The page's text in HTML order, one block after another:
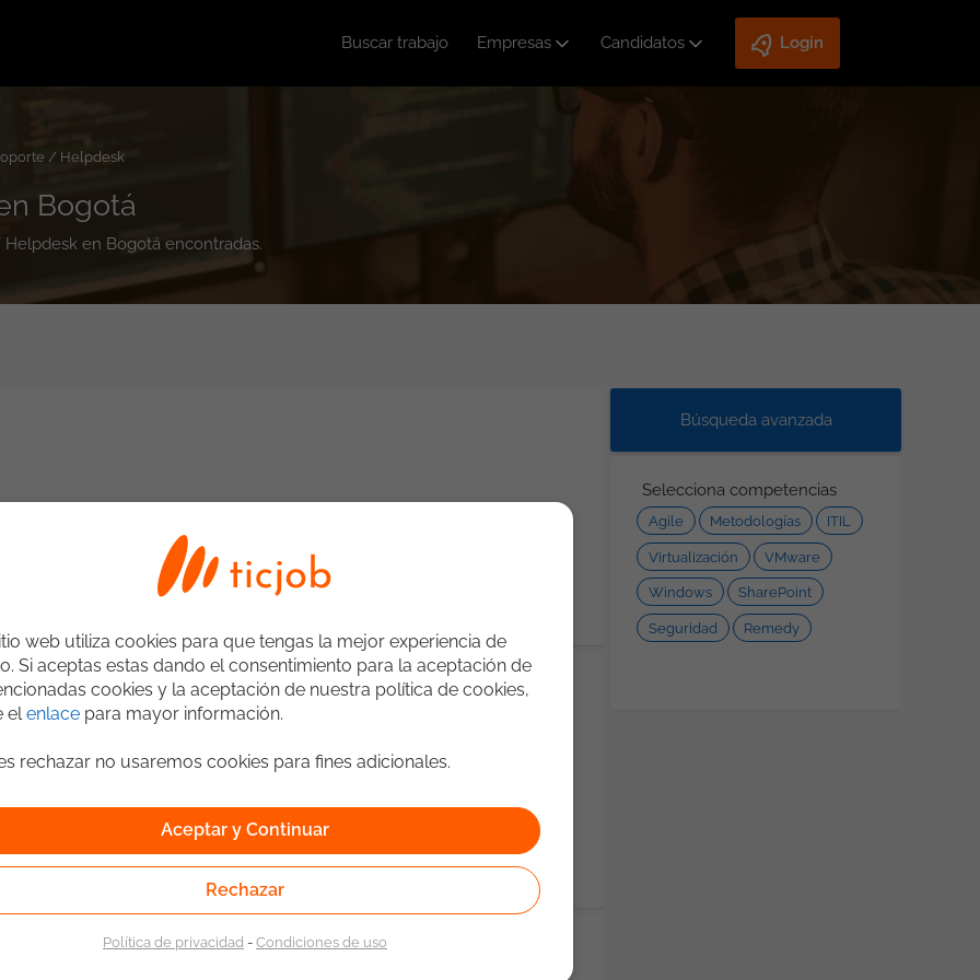
Buscar trabajo Empresas Candidatos Login
/ Helpdesk
Bogotá
en Bogotá encontradas.
Conocimientos de Sistemas Operativos y Manejo
Ofimáticas. Deseable
crecimiento, transformación e impacto positivo y sostenible. Buscamos:
en nuestros equipos multidisciplinares. ¿Cuál es el reto que te
tienen una alta visibilidad y que marcan la diferencia con soluciones disruptivas
Electrónica
de Ingeniería de Sistemas o Electrónica. Mínimo un (1) año de
en operaciones similares. Conocimiento en Atención,
Búsqueda avanzada
Selecciona competencias
Agile Metodologías ITIL
Virtualización VMware
Windows SharePoint
Seguridad Remedy
web utiliza cookies para que tengas la mejor experiencia de
Si aceptas estas dando el consentimiento para la aceptación de
cookies y la aceptación de nuestra política de cookies,
el enlace para mayor información.
rechazar no usaremos cookies para fines adicionales.
Aceptar y Continuar
Rechazar
Política de privacidad -Condiciones de uso